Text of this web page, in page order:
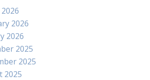
2026
2026
2025
2025
2025